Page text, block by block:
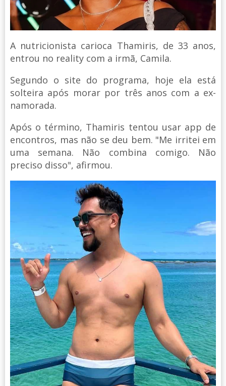
A nutricionista carioca Thamiris, de 33 anos,
entrou no reality com a irmã, Camila.
Segundo o site do programa, hoje ela está
solteira após morar por três anos com a ex-
namorada.
Após o término, Thamiris tentou usar app de
encontros, mas não se deu bem. "Me irritei em
uma semana. Não combina comigo. Não
preciso disso", afirmou.